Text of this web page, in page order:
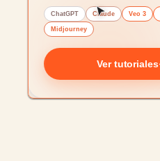
ChatGPT Claude Veo 3
Midjourney
Ver tutoriales